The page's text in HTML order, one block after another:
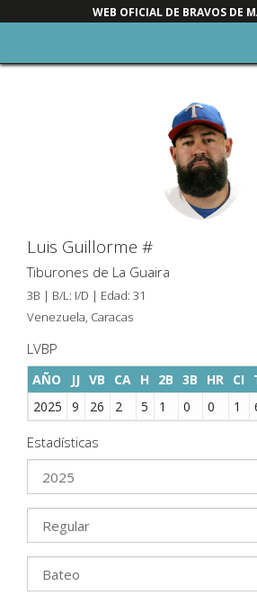
WEB OFICIAL DE BRAVOS DE
Luis Guillorme #
Tiburones de La Guaira
3B | B/L: I/D | Edad: 31
Venezuela, Caracas
LVBP
AÑO JJ VB CA H 2B 3B HR CI
2025
9 26 2 5 1 0 0 1
Estadísticas